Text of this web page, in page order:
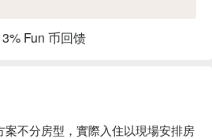
Fun 币回馈
案不分房型，實際入住以現場安排房